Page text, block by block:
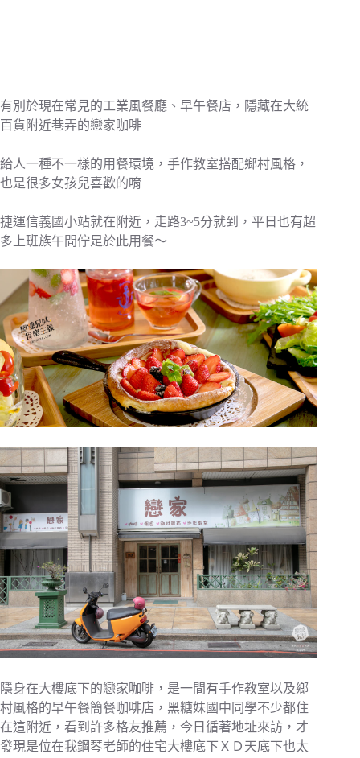
有別於現在常見的工業風餐廳、早午餐店，隱藏在大統
百貨附近巷弄的戀家咖啡
給人一種不一樣的用餐環境，手作教室搭配鄉村風格，
也是很多女孩兒喜歡的唷
捷運信義國小站就在附近，走路3~5分就到，平日也有超
多上班族午間佇足於此用餐～
隱身在大樓底下的戀家咖啡，是一間有手作教室以及鄉
村風格的早午餐簡餐咖啡店，黑糖妹國中同學不少都住
在這附近，看到許多格友推薦，今日循著地址來訪，才
發現是位在我鋼琴老師的住宅大樓底下ＸＤ天底下也太